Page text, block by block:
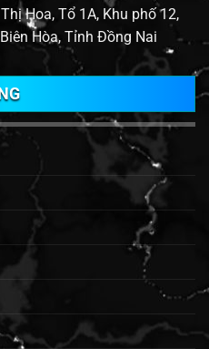
Hoa, Tổ 1A, Khu phố 12,
Hòa, Tỉnh Đồng Nai